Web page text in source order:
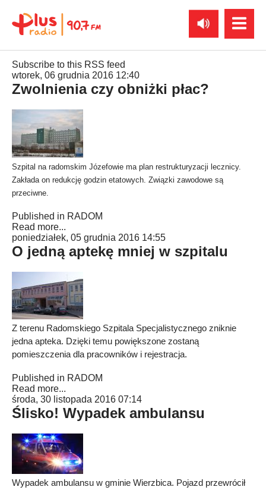
Subscribe to this RSS feed
wtorek, 06 grudnia 2016 12:40
Zwolnienia czy obniżki płac?
Szpital na radomskim Józefowie ma plan restrukturyzacji lecznicy.
Zakłada on redukcję godzin etatowych. Związki zawodowe są
przeciwne.
Published in RADOM
Read more...
poniedziałek, 05 grudnia 2016 14:55
O jedną aptekę mniej w szpitalu
Z terenu Radomskiego Szpitala Specjalistycznego zniknie
jedna apteka. Dzięki temu powiększone zostaną
pomieszczenia dla pracowników i rejestracja.
Published in RADOM
Read more...
środa, 30 listopada 2016 07:14
Ślisko! Wypadek ambulansu
Wypadek ambulansu w gminie Wierzbica. Pojazd przewrócił